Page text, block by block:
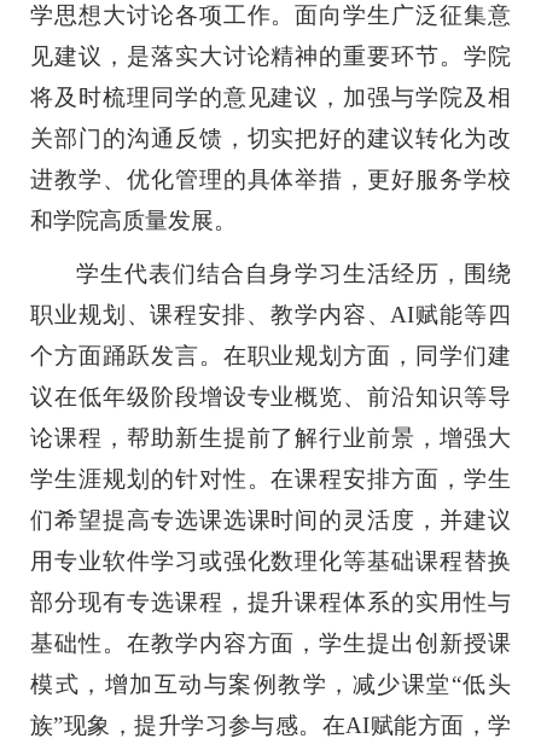
学思想大讨论各项工作。面向学生广泛征集意
见建议，是落实大讨论精神的重要环节。学院
将及时梳理同学的意见建议，加强与学院及相
关部门的沟通反馈，切实把好的建议转化为改
进教学、优化管理的具体举措，更好服务学校
和学院高质量发展。
学生代表们结合自身学习生活经历，围绕
职业规划、课程安排、教学内容、AI赋能等四
个方面踊跃发言。在职业规划方面，同学们建
议在低年级阶段增设专业概览、前沿知识等导
论课程，帮助新生提前了解行业前景，增强大
学生涯规划的针对性。在课程安排方面，学生
们希望提高专选课选课时间的灵活度，并建议
用专业软件学习或强化数理化等基础课程替换
部分现有专选课程，提升课程体系的实用性与
基础性。在教学内容方面，学生提出创新授课
模式，增加互动与案例教学，减少课堂“低头
族”现象，提升学习参与感。在AI赋能方面，学